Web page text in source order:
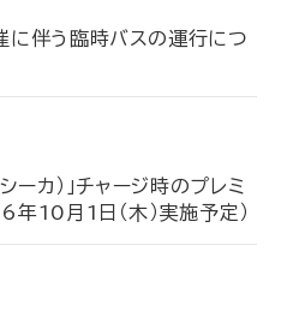
に伴う臨時バスの運行につ
カ）」チャージ時のプレミ
10月1日（木）実施予定）